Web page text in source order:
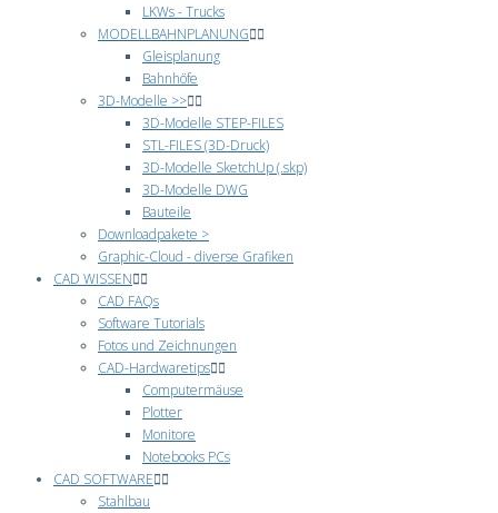
LKWs - Trucks
MODELLBAHNPLANUNG
Gleisplanung
Bahnhöfe
3D-Modelle >>
3D-Modelle STEP-FILES
STL-FILES (3D-Druck)
3D-Modelle SketchUp (.skp)
3D-Modelle DWG
Bauteile
Downloadpakete >
Graphic-Cloud - diverse Grafiken
CAD WISSEN
CAD FAQs
Software Tutorials
Fotos und Zeichnungen
CAD-Hardwaretips
Computermäuse
Plotter
Monitore
Notebooks PCs
CAD SOFTWARE
Stahlbau